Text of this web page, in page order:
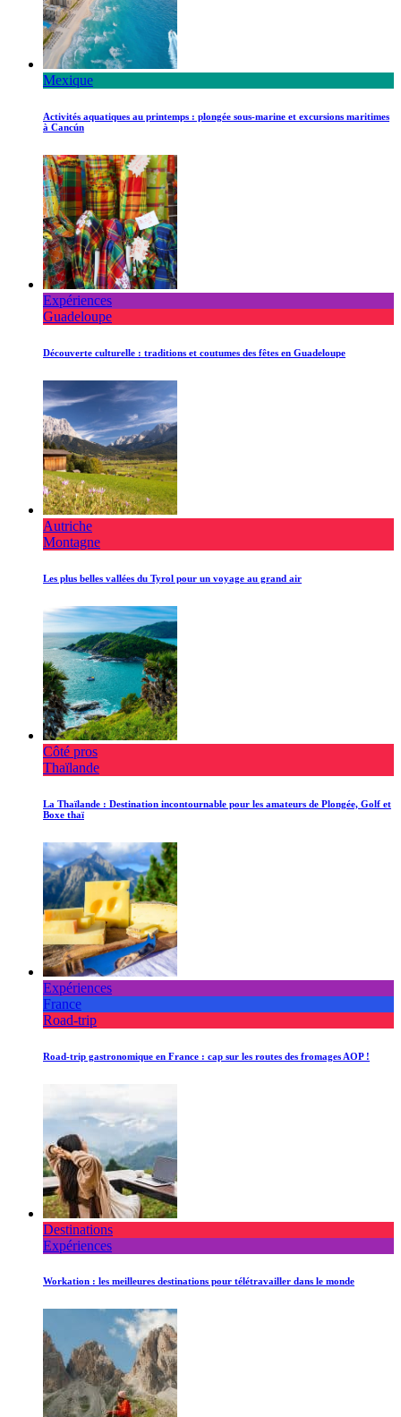
Mexique
Activités aquatiques au printemps : plongée sous-marine et excursions maritimes
à Cancún
Expériences
Guadeloupe
Découverte culturelle : traditions et coutumes des fêtes en Guadeloupe
Autriche
Montagne
Les plus belles vallées du Tyrol pour un voyage au grand air
Côté pros
Thaïlande
La Thaïlande : Destination incontournable pour les amateurs de Plongée, Golf et
Boxe thaï
Expériences
France
Road-trip
Road-trip gastronomique en France : cap sur les routes des fromages AOP !
Destinations
Expériences
Workation : les meilleures destinations pour télétravailler dans le monde